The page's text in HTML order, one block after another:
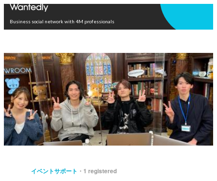
Business social network with 4M professionals
イベントサポート 1 registered